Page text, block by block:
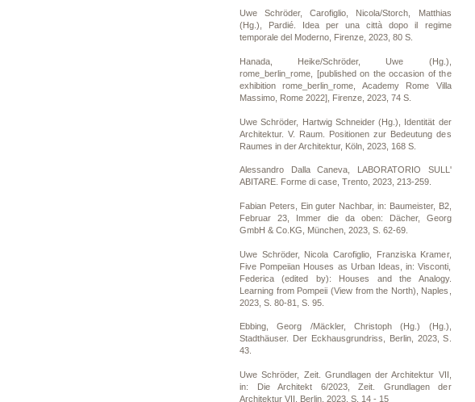
Uwe Schröder, Carofiglio, Nicola/Storch, Matthias
(Hg.), Pardié. Idea per una città dopo il regime
temporale del Moderno, Firenze, 2023, 80 S.
Hanada, Heike/Schröder, Uwe (Hg.),
rome_berlin_rome, [published on the occasion of the
exhibition rome_berlin_rome, Academy Rome Villa
Massimo, Rome 2022], Firenze, 2023, 74 S.
Uwe Schröder, Hartwig Schneider (Hg.), Identität der
Architektur. V. Raum. Positionen zur Bedeutung des
Raumes in der Architektur, Köln, 2023, 168 S.
Alessandro Dalla Caneva, LABORATORIO SULL'
ABITARE. Forme di case, Trento, 2023, 213-259.
Fabian Peters, Ein guter Nachbar, in: Baumeister, B2,
Februar 23, Immer die da oben: Dächer, Georg
GmbH & Co.KG, München, 2023, S. 62-69.
Uwe Schröder, Nicola Carofiglio, Franziska Kramer,
Five Pompeiian Houses as Urban Ideas, in: Visconti,
Federica (edited by): Houses and the Analogy.
Learning from Pompeii (View from the North), Naples,
2023, S. 80-81, S. 95.
Ebbing, Georg /Mäckler, Christoph (Hg.) (Hg.),
Stadthäuser. Der Eckhausgrundriss, Berlin, 2023, S.
43.
Uwe Schröder, Zeit. Grundlagen der Architektur VII,
in: Die Architekt 6/2023, Zeit. Grundlagen der
Architektur VII, Berlin, 2023, S. 14 - 15